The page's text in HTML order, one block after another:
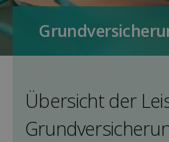
Übersicht der